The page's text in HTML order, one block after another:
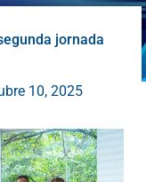
jornada
10, 2025